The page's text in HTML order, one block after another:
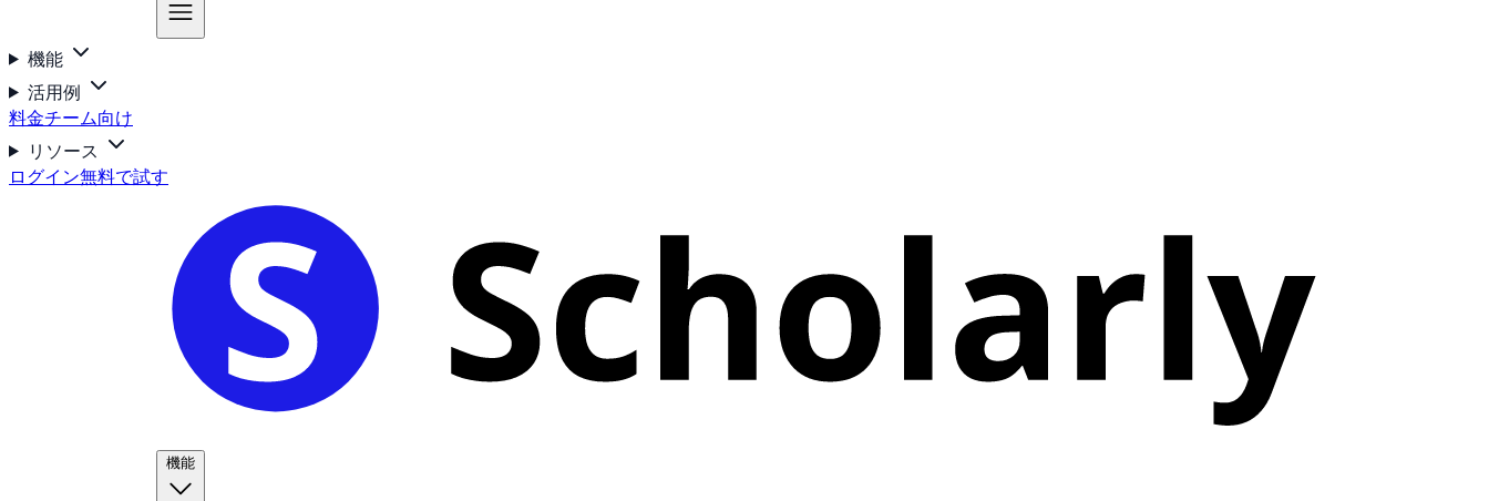
機能
活用例
料金チーム向け
リソース
ログイン無料で試す
機能